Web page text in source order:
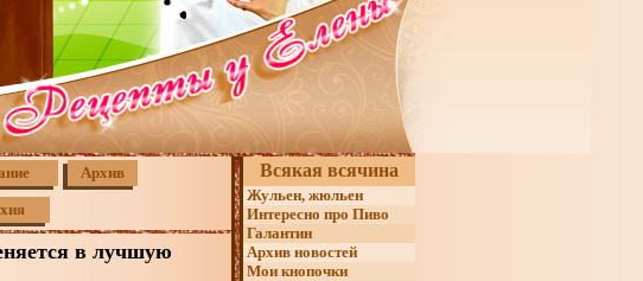
Архив
в лучшую
Всякая всячина
Жульен, жюльен
Интересно про Пиво
Галантин
Архив новостей
Мои кнопочки